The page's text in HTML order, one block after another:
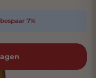
bespaar 7%